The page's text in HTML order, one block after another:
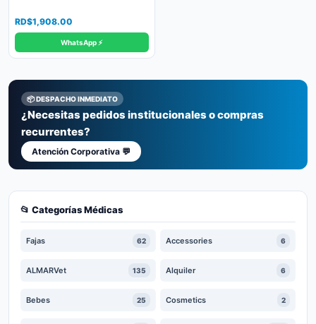
📂 Categorías Médicas
Fajas 62 Accessories 6
ALMARVet 135 Alquiler 6
Bebes 25 Cosmetics 2
RD$1,908.00
WhatsApp ⚡
📦 DESPACHO INMEDIATO
¿Necesitas pedidos institucionales o compras
recurrentes?
Atención Corporativa 💬